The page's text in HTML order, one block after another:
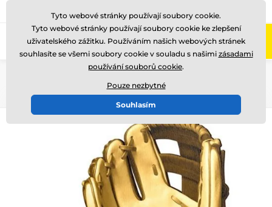
Zavolejte nám (Po-Pá 8-17)
Tyto webové stránky používají soubory cookie.
Tyto webové stránky používají soubory cookie ke zlepšení
uživatelského zážitku. Používáním našich webových stránek
souhlasíte se všemi soubory cookie v souladu s našimi zásadami
používání souborů cookie.
Pouze nezbytné
Souhlasím